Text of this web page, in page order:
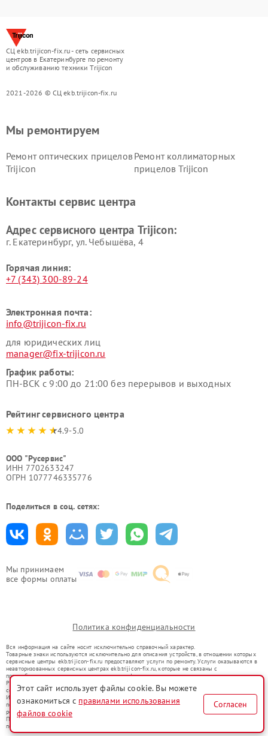
СЦ ekb.trijicon-fix.ru - сеть сервисных
центров в Екатеринбурге по ремонту
и обслуживанию техники Trijicon
2021-2026 © СЦ ekb.trijicon-fix.ru
Мы принимаем
все формы оплаты
Мы ремонтируем
Ремонт оптических прицелов
Trijicon
Ремонт коллиматорных
прицелов Trijicon
Контакты сервис центра
Адрес сервисного центра Trijicon:
г. Екатеринбург, ул. Чебышёва, 4
Горячая линия:
+7 (343) 300-89-24
Электронная почта:
info@trijicon-fix.ru
для юридических лиц
manager@fix-trijicon.ru
График работы:
ПН-ВСК с 9:00 до 21:00 без перерывов и выходных
Рейтинг сервисного центра
4.9-5.0
ООО "Русервис"
ИНН 7702633247
ОГРН 1077746335776
Поделиться в соц. сетях:
Политика конфиденциальности
Вся информация на сайте носит исключительно справочный характер.
Товарные знаки используются исключительно для описания устройств, в отношении которых
сервисные центры ekb.trijicon-fix.ru предоставляют услуги по ремонту. Услуги оказываются в
неавторизованных сервисных центрах ekb.trijicon-fix.ru, которые не связаны с
правообладателями товарных знаков или их официальными представителями.
Ремонт осуществляется для устройств, уже введенных в гражданский оборот в соответствии
со статьей 1487 ГК РФ.
Использование товарных знаков не преследует цели индивидуализации услуг или введения
потребителей в заблуждение, а служит для информирования о предоставляемых услугах по
ремонту техники указанных брендов.
Представленная на сайте информация не является публичной офертой, определяемой
положениями Статьи 437(2) Гражданского кодекса РФ
Этот сайт использует файлы cookie. Вы можете
ознакомиться с правилами использования
файлов cookie
Согласен